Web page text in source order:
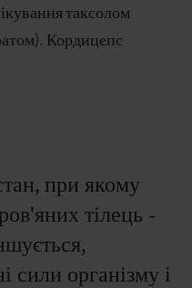
таксолом
Кордицепс
при якому
тілець -
сили організму і